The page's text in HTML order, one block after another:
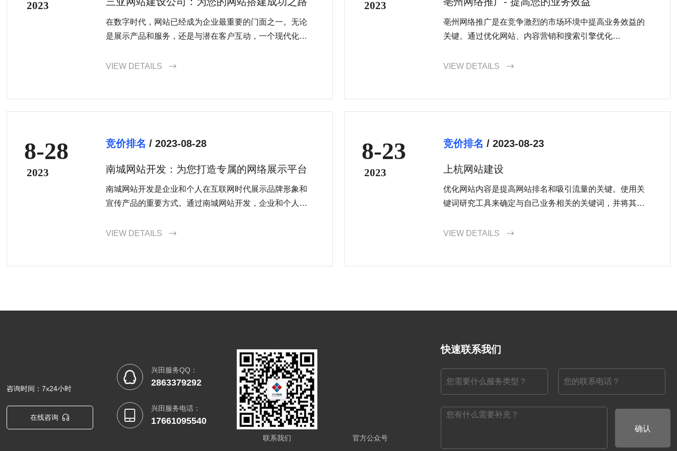
2023
在数字时代，网站已经成为企业最重要的门面之一。无论
是展示产品和服务，还是与潜在客户互动，一个现代化、
择一家专业的三亚网站建设公司，您可以打造一个吸引人
VIEW DETAILS 
2023
亳州网络推广是在竞争激烈的市场环境中提高业务效益的
关键。通过优化网站、内容营销和搜索引擎优化
雇佣一家专业的亳州网络推广公司可以帮助您制定和执行
VIEW DETAILS 
8-28
2023
竞价排名/ 2023-08-28
南城网站开发：为您打造专属的网络展示平台
南城网站开发是企业和个人在互联网时代展示品牌形象和
宣传产品的重要方式。通过南城网站开发，企业和个人能
带来的各种好处。如果您正准备在南城开展网站开发，不
VIEW DETAILS 
8-23
2023
竞价排名 / 2023-08-23
上杭网站建设
优化网站内容是提高网站排名和吸引流量的关键。使用关
键词研究工具来确定与自己业务相关的关键词，并将其巧
质量的内容，提供有价值的信息给访问者。
VIEW DETAILS 
咨询时间：7x24小时
在线咨询 
 兴田服务QQ：
2863379292
 兴田服务电话：
17661095540
联系我们 官方公众号
快速联系我们
确认